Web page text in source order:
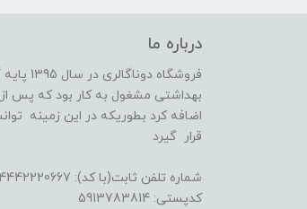
درباره ما
بهداشتی مشغول به کار بود که پس
اضافه کرد بطوریکه در این زمینه
قرار گیرد
شماره تلفن ثابت(با کد): 04442220667
کدپستی: 5913783814